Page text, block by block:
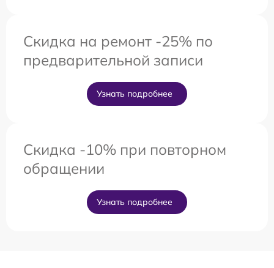
Скидка на ремонт -25% по
предварительной записи
Узнать подробнее
Скидка -10% при повторном
обращении
Узнать подробнее